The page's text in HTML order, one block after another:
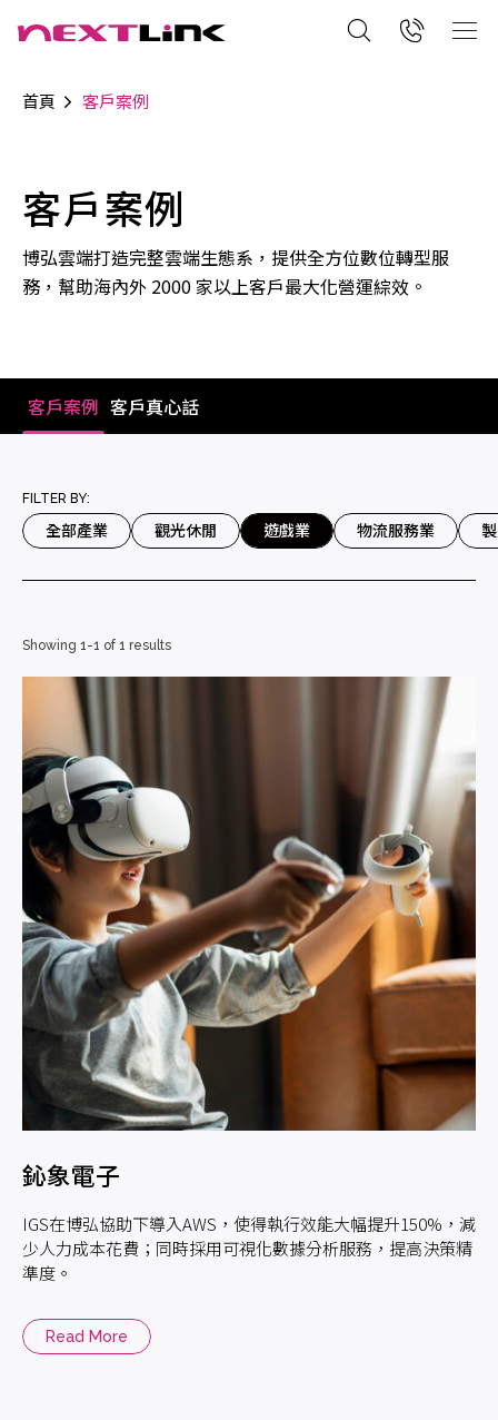
首頁 客戶案例
客戶案例
博弘雲端打造完整雲端生態系，提供全方位數位轉型服
務，幫助海內外 2000 家以上客戶最大化營運綜效。
客戶案例 客戶真心話
FILTER BY:
全部產業 觀光休閒 遊戲業 物流服務業
Showing 1-1 of 1 results
鈊象電子
IGS在博弘協助下導入AWS，使得執行效能大幅提升150%，減
少人力成本花費；同時採用可視化數據分析服務，提高決策精
準度。
Read More